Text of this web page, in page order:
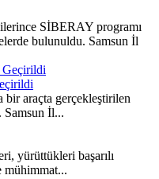
SİBERAY programı
bulunuldu. Samsun İl
bir araçta gerçekleştirilen
Samsun İl...
yürüttükleri başarılı
mühimmat...